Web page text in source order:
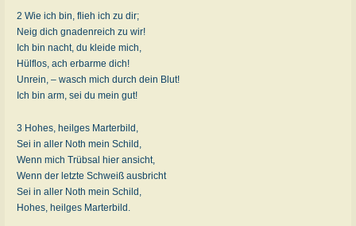
2 Wie ich bin, flieh ich zu dir;
Neig dich gnadenreich zu wir!
Ich bin nacht, du kleide mich,
Hülflos, ach erbarme dich!
Unrein, – wasch mich durch dein Blut!
Ich bin arm, sei du mein gut!
3 Hohes, heilges Marterbild,
Sei in aller Noth mein Schild,
Wenn mich Trübsal hier ansicht,
Wenn der letzte Schweiß ausbricht
Sei in aller Noth mein Schild,
Hohes, heilges Marterbild.